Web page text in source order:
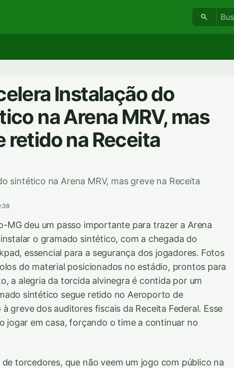
Buscar:
Instalação do
na Arena MRV, mas
retido na Receita
sintético na Arena MRV, mas greve na Receita
MG deu um passo importante para trazer a Arena
o gramado sintético, com a chegada do
essencial para a segurança dos jogadores. Fotos
do material posicionados no estádio, prontos para
a alegria da torcida alvinegra é contida por um
sintético segue retido no Aeroporto de
greve dos auditores fiscais da Receita Federal. Esse
jogar em casa, forçando o time a continuar no
torcedores, que não veem um jogo com público na